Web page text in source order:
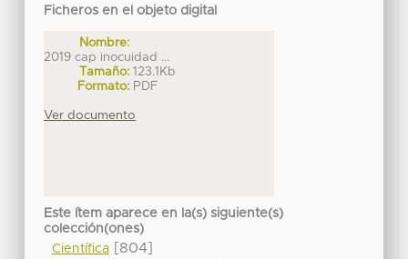
Ficheros en el objeto digital
Nombre:
2019 cap inocuidad ...
Tamaño: 123.1Kb
Formato: PDF
Ver documento
Este ítem aparece en la(s) siguiente(s)
colección(ones)
Científica[804]